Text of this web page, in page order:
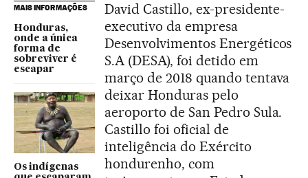
MAIS INFORMAÇÕES
Honduras,
onde a única
forma de
sobreviver é
escapar
Os indígenas
David Castillo, ex-presidente-
executivo da empresa
Desenvolvimentos Energéticos
S.A (DESA), foi detido em
março de 2018 quando tentava
deixar Honduras pelo
aeroporto de San Pedro Sula.
Castillo foi oficial de
inteligência do Exército
hondurenho, com